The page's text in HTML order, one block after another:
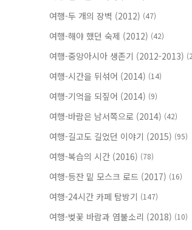
여행-두 개의 장벽 (2012) (47)
여행-해야 했던 숙제 (2012) (42)
여행-중앙아시아 생존기 (2012-2013)
여행-시간을 뒤섞어 (2014) (14)
여행-기억을 되짚어 (2014) (9)
여행-바람은 남서쪽으로 (2014) (42)
여행-길고도 길었던 이야기 (2015) (95)
여행-복습의 시간 (2016) (78)
여행-등잔 밑 모스크 로드 (2017) (16)
여행-24시간 카페 탐방기 (147)
여행-벚꽃 바람과 염불소리 (2018) (10)